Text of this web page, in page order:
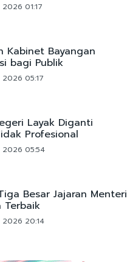
01:17
Kabinet Bayangan
bagi Publik
05:17
Layak Diganti
Profesional
05:54
Besar Jajaran Menteri
Terbaik
20:14